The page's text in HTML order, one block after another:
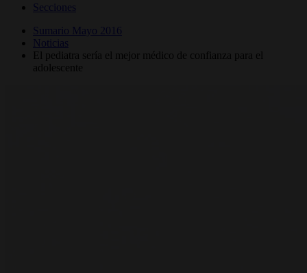
Secciones
Sumario Mayo 2016
Noticias
El pediatra sería el mejor médico de confianza para el
adolescente